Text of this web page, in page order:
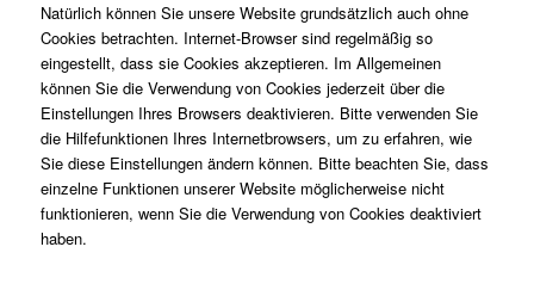
Natürlich können Sie unsere Website grundsätzlich auch ohne
Cookies betrachten. Internet-Browser sind regelmäßig so
eingestellt, dass sie Cookies akzeptieren. Im Allgemeinen
können Sie die Verwendung von Cookies jederzeit über die
Einstellungen Ihres Browsers deaktivieren. Bitte verwenden Sie
die Hilfefunktionen Ihres Internetbrowsers, um zu erfahren, wie
Sie diese Einstellungen ändern können. Bitte beachten Sie, dass
einzelne Funktionen unserer Website möglicherweise nicht
funktionieren, wenn Sie die Verwendung von Cookies deaktiviert
haben.